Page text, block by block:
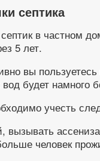
септика
септик в
5 лет.
вы
будет
учесть
человек